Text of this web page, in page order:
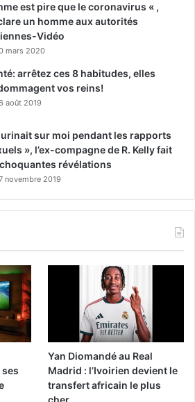
est pire que le coronavirus « ,
un homme aux autorités
Vidéo
mars 2020
arrêtez ces 8 habitudes, elles
vos reins!
août 2019
urinait sur moi pendant les rapports
», l’ex-compagne de R. Kelly fait
révélations
novembre 2019
Yan Diomandé au Real
Madrid : l’Ivoirien devient le
transfert africain le plus
cher